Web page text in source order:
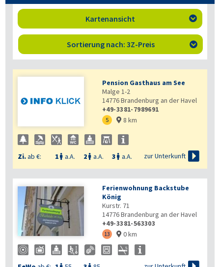
Kartenansicht 
Sortierung nach: 3Z-Preis 
Pension Gasthaus am See
Malge 1-2
14776Brandenburg an der Havel
+49-3381-7989691
5  8 km
Zi.ab €: 1  a.A. 2  a.A. 3  a.A. zur Unterkunft 
Ferienwohnung Backstube
König
Kurstr. 71
14776Brandenburg an der Havel
+49-3381-563303
13  0 km